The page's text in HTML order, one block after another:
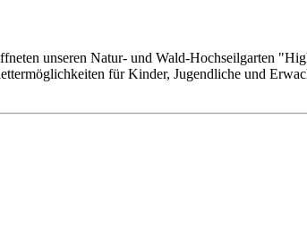
unseren Natur- und Wald-Hochseilgarten
für Kinder, Jugendliche und